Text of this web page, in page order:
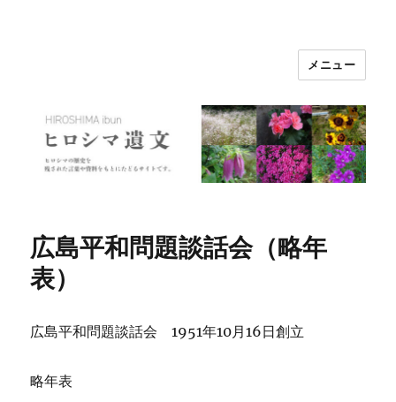
メニュー
広島平和問題談話会（略年
表）
広島平和問題談話会 1951年10月16日創立
略年表